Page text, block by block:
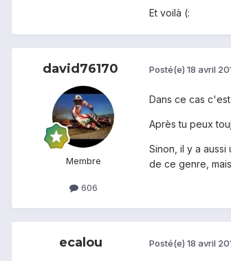
Et voilà (:
david76170
Membre
606
Posté(e) 18 avril
Dans ce cas
Après tu peux
Sinon, il y a
de ce genre,
ecalou Posté(e) 18 avril